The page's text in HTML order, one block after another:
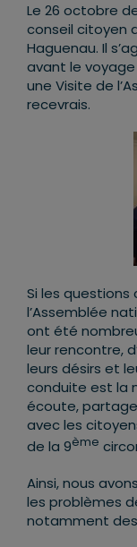
Le 26 octobre
conseil citoyen
Haguenau. Il
avant le
une Visite de
recevrais.
Si les
l’Assemblée
ont été
leur rencontre,
leurs désirs et
conduite est la
écoute,
avec les
de la 9ème
Ainsi, nous
les problèmes
notamment